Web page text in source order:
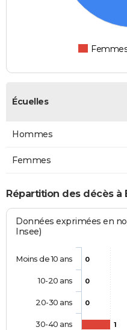
Écuelles
Hommes
Femmes
Répartition des décès à
Données exprimées en
Insee)
0
0
0
1
Moins de 10 ans
10-20 ans
20-30 ans
30-40 ans